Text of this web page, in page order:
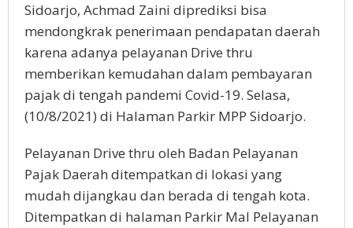
Sidoarjo, Achmad Zaini diprediksi bisa
mendongkrak penerimaan pendapatan daerah
karena adanya pelayanan Drive thru
memberikan kemudahan dalam pembayaran
pajak di tengah pandemi Covid-19. Selasa,
(10/8/2021) di Halaman Parkir MPP Sidoarjo.
Pelayanan Drive thru oleh Badan Pelayanan
Pajak Daerah ditempatkan di lokasi yang
mudah dijangkau dan berada di tengah kota.
Ditempatkan di halaman Parkir Mal Pelayanan